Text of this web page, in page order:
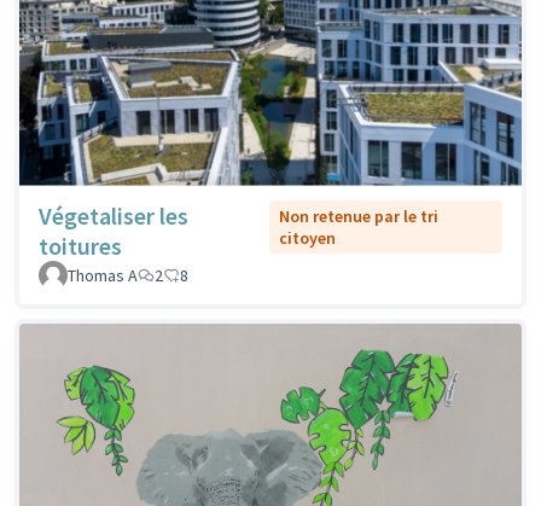
Végetaliser les
toitures
Non retenue par le tri
citoyen
Thomas A
2 8